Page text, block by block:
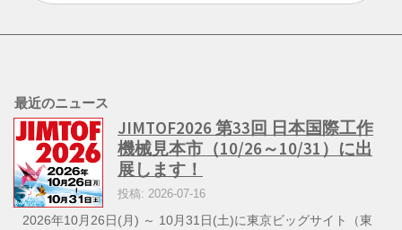
最近のニュース
JIMTOF2026 第33回 日本国際工作
機械見本市（10/26～10/31）に出
展します！
投稿: 2026-07-16
2026年10月26日(月) ～ 10月31日(土)に東京ビッグサイト（東